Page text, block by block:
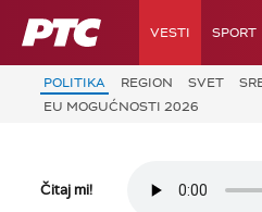
RTS VESTI SPORT
POLITIKA REGION SVET
EU MOGUĆNOSTI 2026
Čitaj mi!